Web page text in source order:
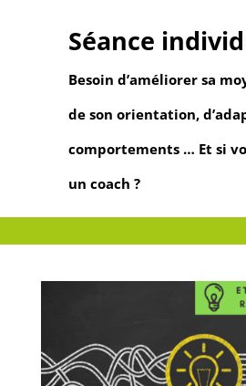
Séance
Besoin d’améliorer sa
de son orientation,
comportements … Et si
un coach ?